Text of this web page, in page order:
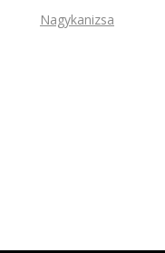
Nagykanizsa